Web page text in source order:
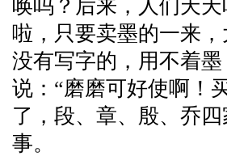
唤吗？后来，人们天
啦，只要卖墨的一来
没有写字的，用不着
说：“磨磨可好使啊！
了，段、章、殷、乔
事。